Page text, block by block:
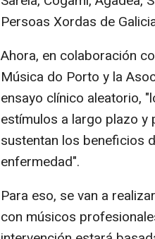
Persoas Xordas de
Ahora, en colaboración
Música do Porto y la
ensayo clínico aleatorio,
estímulos a largo plazo
sustentan los beneficios
enfermedad".
Para eso, se van a
con músicos